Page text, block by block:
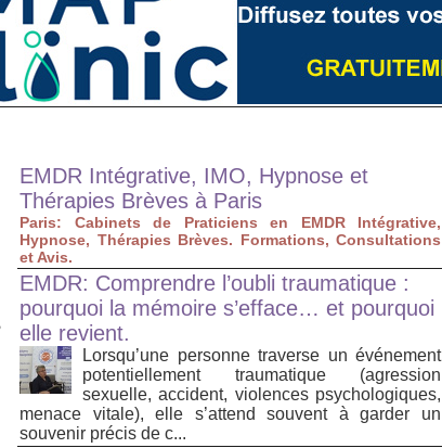
EMDR Intégrative, IMO, Hypnose et
Thérapies Brèves à Paris
Paris: Cabinets de Praticiens en EMDR Intégrative,
Hypnose, Thérapies Brèves. Formations, Consultations
et Avis.
EMDR: Comprendre l’oubli traumatique :
pourquoi la mémoire s’efface… et pourquoi
elle revient.
Lorsqu’une personne traverse un événement
potentiellement traumatique (agression
sexuelle, accident, violences psychologiques,
menace vitale), elle s’attend souvent à garder un
souvenir précis de c...